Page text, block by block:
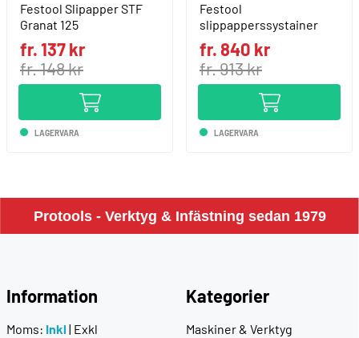
Festool Slipapper STF
Granat 125
fr. 137 kr
fr. 148 kr
LAGERVARA
Festool
slippapperssystainer
fr. 840 kr
fr. 913 kr
LAGERVARA
Protools - Verktyg & Infästning sedan 1979
Information
Moms: Inkl | Exkl
Kategorier
Maskiner & Verktyg